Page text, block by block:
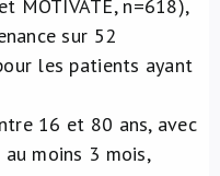
MOTIVATE, n=618),
sur 52
les patients ayant
16 et 80 ans, avec
moins 3 mois,